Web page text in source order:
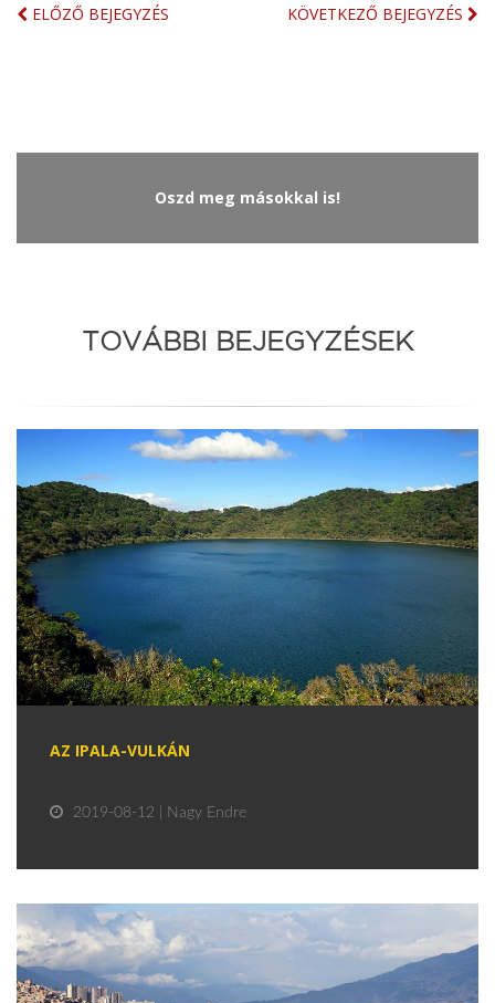
ELŐZŐ BEJEGYZÉS KÖVETKEZŐ BEJEGYZÉS
Oszd meg másokkal is!
TOVÁBBI BEJEGYZÉSEK
AZ IPALA-VULKÁN
2019-08-12 | Nagy Endre